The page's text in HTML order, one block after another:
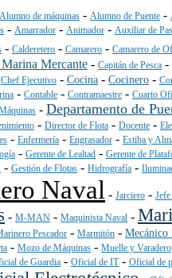
Alumno de máquinas - Alumno de Puente -
- Amarrador - Animador - Auxiliar de
- Calderetero - Camarero - Camarero de
Mercante - Capitán de Pesca -
Chef Ejecutivo - Cocina - Cocinero -
- Contable - Contramaestre - Cuarto
- Departamento de
- Director de Flota - Docente -
- Enfermería - Engrasador - Estiba y
- Gerente de Lealtad - Gerente de
- Gestión de Flotas - Hidrografía -
Naval - Jarciero -
- M-MAN - Maquinista Naval -
Pescador - Marmitón - Mecánico
- Mozo de Máquinas - Muelle y Varadero
de Guardia - Oficial de IT- Oficial de